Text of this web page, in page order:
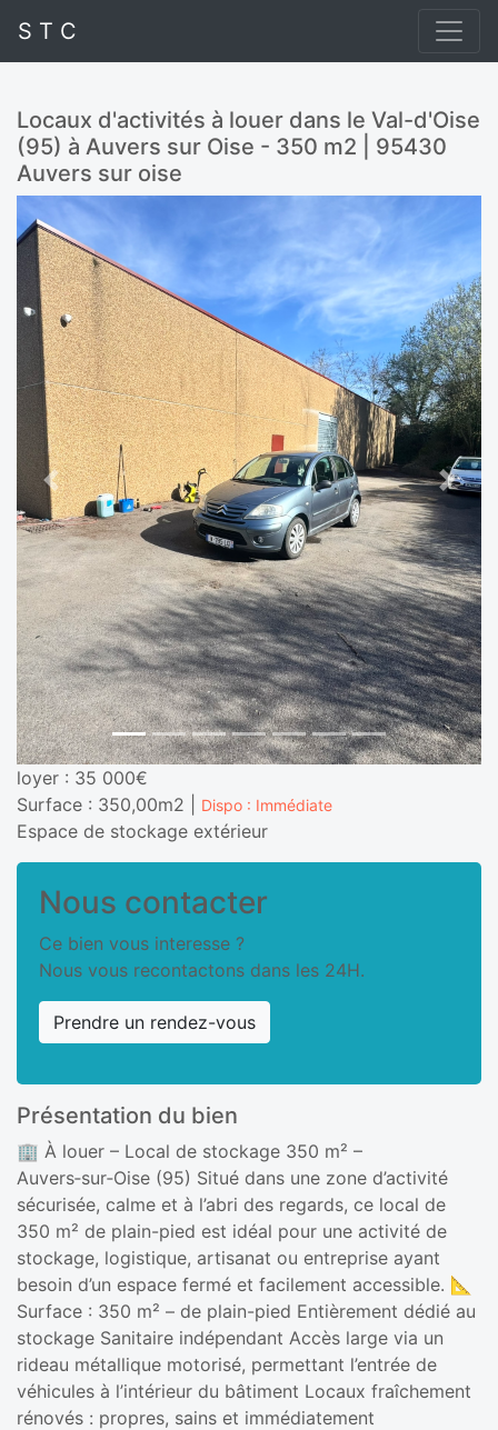
S T C
Locaux d'activités à louer dans le Val-d'Oise
(95) à Auvers sur Oise - 350 m2 | 95430
Auvers sur oise
Previous Next
loyer : 35 000€
Surface : 350,00m2 |
Dispo : Immédiate
Espace de stockage extérieur
Nous contacter
Ce bien vous interesse ?
Nous vous recontactons dans les 24H.
Prendre un rendez-vous
Présentation du bien
🏢 À louer – Local de stockage 350 m² –
Auvers‑sur‑Oise (95) Situé dans une zone d’activité
sécurisée, calme et à l’abri des regards, ce local de
350 m² de plain-pied est idéal pour une activité de
stockage, logistique, artisanat ou entreprise ayant
besoin d’un espace fermé et facilement accessible. 📐
Surface : 350 m² – de plain-pied Entièrement dédié au
stockage Sanitaire indépendant Accès large via un
rideau métallique motorisé, permettant l’entrée de
véhicules à l’intérieur du bâtiment Locaux fraîchement
rénovés : propres, sains et immédiatement